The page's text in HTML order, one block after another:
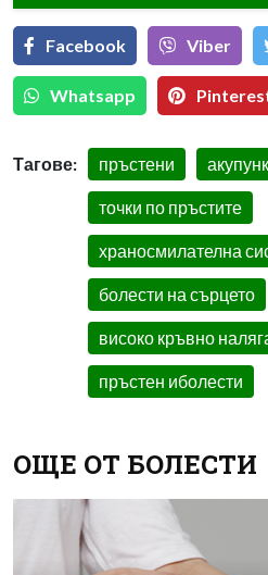
Facebook Viber
Whatsapp
Тагове: пръстени
точки по пръстите
храносмилателна
болести на сърцето
високо кръвно
пръстен иболести
ОЩЕ ОТ БОЛЕСТИ